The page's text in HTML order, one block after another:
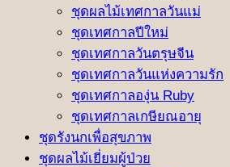
ชุดผลไม้เทศกาลวันแม่
ชุดเทศกาลปีใหม่
ชุดเทศกาลวันตรุษจีน
ชุดเทศกาลวันแห่งความรัก
ชุดเทศกาลองุ่น Ruby
ชุดเทศกาลเกษียณอายุ
ชุดรังนกเพื่อสุขภาพ
ชุดผลไม้เยี่ยมผู้ป่วย